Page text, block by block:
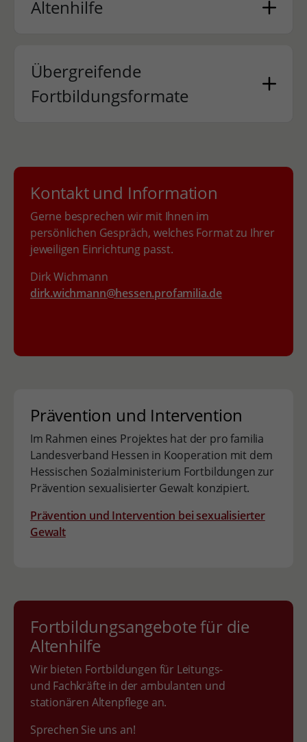
Altenhilfe
Übergreifende
Fortbildungsformate
Kontakt und Information
Gerne besprechen wir mit Ihnen im
persönlichen Gespräch, welches Format zu Ihrer
jeweiligen Einrichtung passt.
Dirk Wichmann
dirk.wichmann@hessen.profamilia.de
Prävention und Intervention
Im Rahmen eines Projektes hat der pro familia
Landesverband Hessen in Kooperation mit dem
Hessischen Sozialministerium Fortbildungen zur
Prävention sexualisierter Gewalt konzipiert.
Prävention und Intervention bei sexualisierter
Gewalt
Fortbildungsangebote für die
Altenhilfe
Wir bieten Fortbildungen für Leitungs-
und Fachkräfte in der ambulanten und
stationären Altenpflege an.
Sprechen Sie uns an!